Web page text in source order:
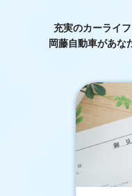
充実のカーライ
岡藤自動車があな